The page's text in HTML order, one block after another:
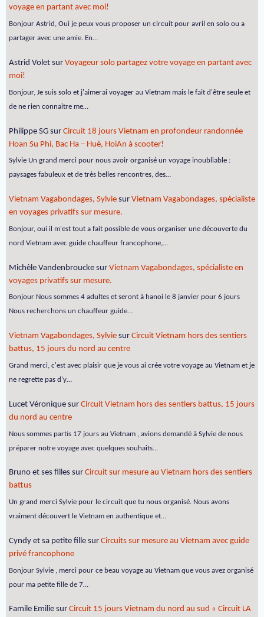
voyage en partant avec moi!
Bonjour Astrid, Oui je peux vous proposer un circuit pour avril en solo ou a
partager avec une amie. En…
Astrid Volet sur Voyageur solo partagez votre voyage en partant avec
moi!
Bonjour, Je suis solo et j'aimerai voyager au Vietnam mais le fait d'être seule et
de ne rien connaitre me…
Philippe SG sur Circuit 18 jours Vietnam en profondeur randonnée
Hoan Su Phi, Bac Ha – Hué, HoiAn à scooter!
Sylvie Un grand merci pour nous avoir organisé un voyage inoubliable :
paysages fabuleux et de très belles rencontres, des…
Vietnam Vagabondages, Sylvie sur Vietnam Vagabondages, spécialiste
en voyages privatifs sur mesure.
Bonjour, oui il m'est tout a fait possible de vous organiser une découverte du
nord Vietnam avec guide chauffeur francophone,…
Michèle Vandenbroucke sur Vietnam Vagabondages, spécialiste en
voyages privatifs sur mesure.
Bonjour Nous sommes 4 adultes et seront à hanoi le 8 janvier pour 6 jours
Nous recherchons un chauffeur guide…
Vietnam Vagabondages, Sylvie sur Circuit Vietnam hors des sentiers
battus, 15 jours du nord au centre
Grand merci, c'est avec plaisir que je vous ai crée votre voyage au Vietnam et je
ne regrette pas d'y…
Lucet Véronique sur Circuit Vietnam hors des sentiers battus, 15 jours
du nord au centre
Nous sommes partis 17 jours au Vietnam , avions demandé à Sylvie de nous
préparer notre voyage avec quelques souhaits…
Bruno et ses filles sur Circuit sur mesure au Vietnam hors des sentiers
battus
Un grand merci Sylvie pour le circuit que tu nous organisé. Nous avons
vraiment découvert le Vietnam en authentique et…
Cyndy et sa petite fille sur Circuits sur mesure au Vietnam avec guide
privé francophone
Bonjour Sylvie , merci pour ce beau voyage au Vietnam que vous avez organisé
pour ma petite fille de 7…
Famile Emilie sur Circuit 15 jours Vietnam du nord au sud « Circuit LA